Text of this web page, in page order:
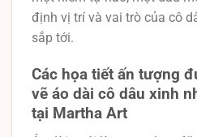
định vị trí và vai trò của cô
sắp tới.
Các họa tiết ấn tượng
vẽ áo dài cô dâu xinh
tại Martha Art